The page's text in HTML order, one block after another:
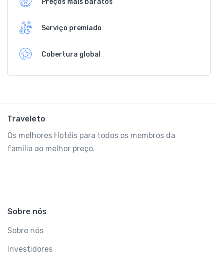
Serviço premiado
Cobertura global
Traveleto
Os melhores Hotéis para todos os membros da
família ao melhor preço.
Sobre nós
Sobre nós
Investidores